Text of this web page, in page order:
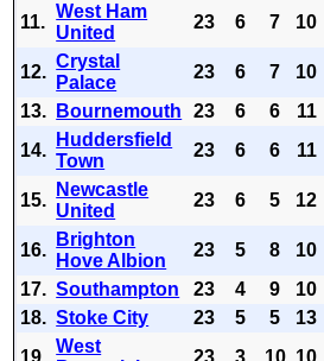
11.
West Ham
United
23 6 7 10
12.
Crystal
Palace
23 6 7 10
13.
Bournemouth 23 6 6 11
14.
Huddersfield
Town
23 6 6 11
15.
Newcastle
United
23 6 5 12
16.
Brighton
Hove Albion
23 5 8 10
17. Southampton 23 4 9 10
18. Stoke City 23 5 5 13
19.
West
23 3 10 10